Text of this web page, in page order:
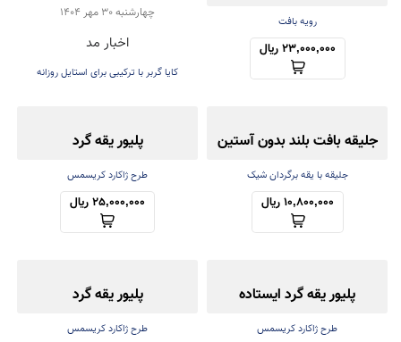
کش‌باف پشمی
رویه بافت
23,000,000 ریال
تأیید رسمی Kaia Gerber
برای ترند پاییز ۲۰۲۵
چهارشنبه 30 مهر 1404
اخبار مد
کایا گربر با ترکیبی برای استایل روزانه
جلیقه بافت بلند بدون آستین
جلیقه با یقه برگردان شیک
10,800,000 ریال
پلیور یقه گرد
طرح ژاکارد کریسمس
25,000,000 ریال
پلیور یقه گرد ایستاده
طرح ژاکارد کریسمس
پلیور یقه گرد
طرح ژاکارد کریسمس